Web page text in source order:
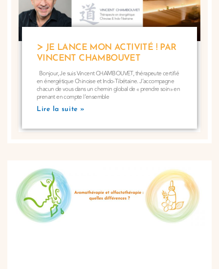
JE LANCE MON ACTIVITÉ ! PAR
VINCENT CHAMBOUVET
Bonjour, Je suis Vincent CHAMBOUVET, thérapeute certifié
en énergétique Chinoise et Indo-Tibétaine. J’accompagne
chacun de vous dans un chemin global de « prendre soin» en
prenant en compte l’ensemble
Lire la suite »